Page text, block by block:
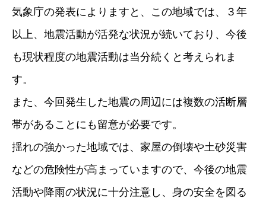
気象庁の発表によりますと、この地域では、３年
以上、地震活動が活発な状況が続いており、今後
も現状程度の地震活動は当分続くと考えられま
す。
また、今回発生した地震の周辺には複数の活断層
帯があることにも留意が必要です。
揺れの強かった地域では、家屋の倒壊や土砂災害
などの危険性が高まっていますので、今後の地震
活動や降雨の状況に十分注意し、身の安全を図る